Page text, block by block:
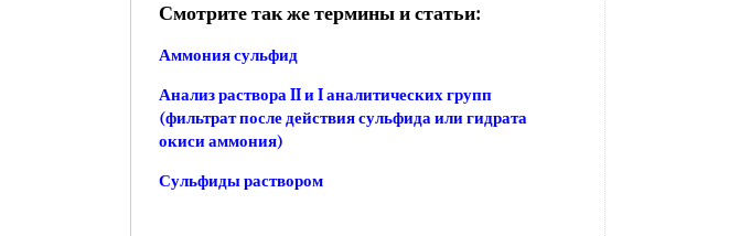
Смотрите так же термины и статьи:
Аммония сульфид
Анализ раствора II и I аналитических групп
(фильтрат после действия сульфида или гидрата
окиси аммония)
Сульфиды раствором